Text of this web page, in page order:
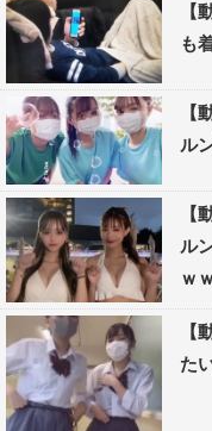
【
も
【
ル
【
ル
ｗ
【
た